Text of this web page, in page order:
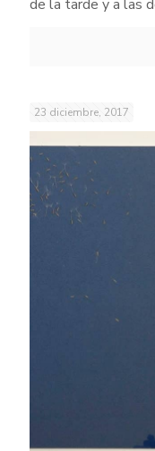
de la tarde y a las
23 diciembre, 2017